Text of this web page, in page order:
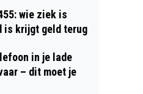
wie ziek is
is krijgt geld terug
in je lade
– dit moet je